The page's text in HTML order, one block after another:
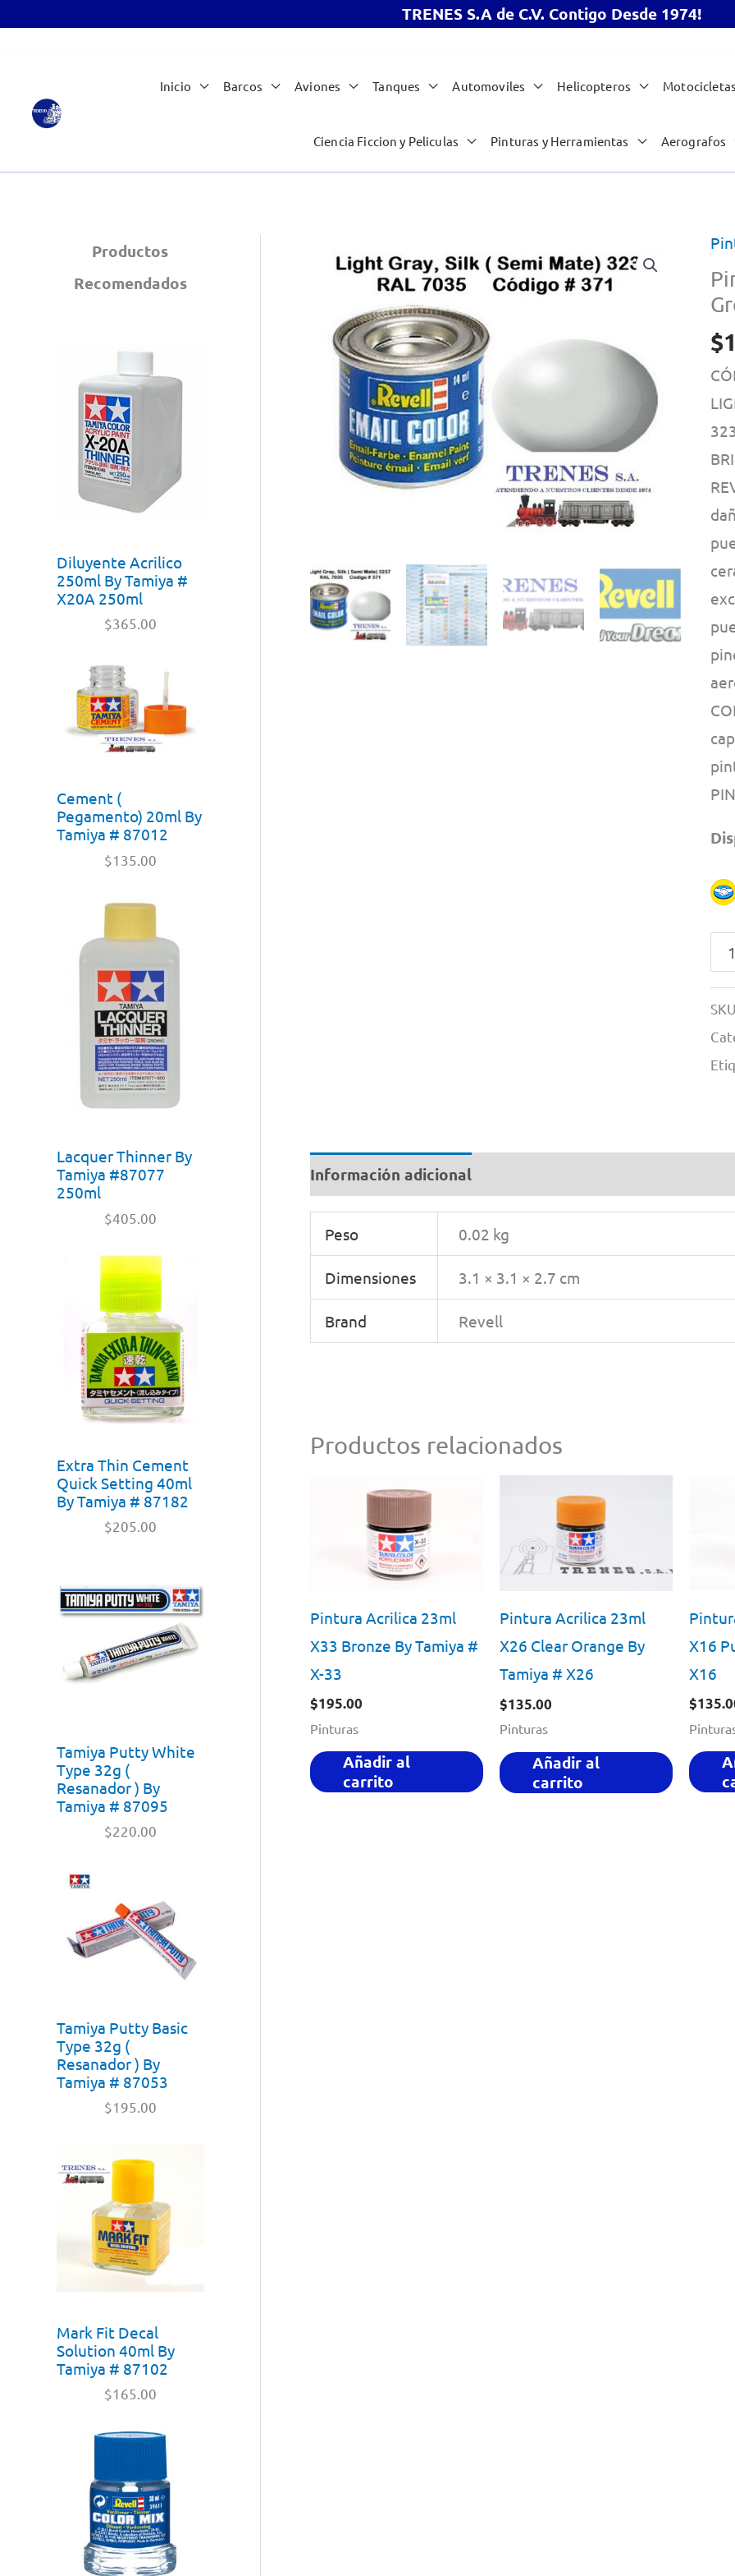
TRENES S.A de C.V. Contigo Desde 1974!
contenido
Inicio Barcos Aviones Tanques Automoviles Helicopteros Motocicletas
Ciencia Ficcion y Peliculas Pinturas y Herramientas Aerografos
Productos
Recomendados
Diluyente Acrilico
250ml By Tamiya #
X20A 250ml
$365.00
Cement (
Pegamento) 20ml By
Tamiya # 87012
$135.00
Lacquer Thinner By
Tamiya #87077
250ml
$405.00
Extra Thin Cement
Quick Setting 40ml
By Tamiya # 87182
$205.00
Tamiya Putty White
Type 32g (
Resanador ) By
Tamiya # 87095
$220.00
Tamiya Putty Basic
Type 32g (
Resanador ) By
Tamiya # 87053
$195.00
Mark Fit Decal
Solution 40ml By
Tamiya # 87102
$165.00
$
14ml
#
Información adicional
Peso 0.02 kg
Dimensiones 3.1 × 3.1 × 2.7 cm
Brand Revell
Productos relacionados
Pintura Acrilica 23ml
X33 Bronze By Tamiya #
X-33
$195.00
Pinturas
Añadir al
carrito
Pintura Acrilica 23ml
X26 Clear Orange By
Tamiya # X26
$135.00
Pinturas
Añadir al
carrito
X16
X16
$